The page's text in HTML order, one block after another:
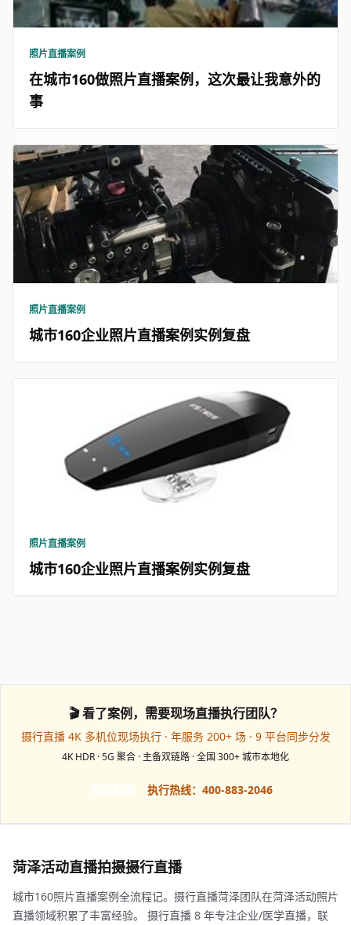
照片直播案例
在城市160做照片直播案例，这次最让我意外的
事
照片直播案例
城市160企业照片直播案例实例复盘
照片直播案例
城市160企业照片直播案例实例复盘
🎬 看了案例，需要现场直播执行团队？
摄行直播 4K 多机位现场执行 · 年服务 200+ 场 · 9 平台同步分发
4K HDR · 5G 聚合 · 主备双链路 · 全国 300+ 城市本地化
执行热线：400-883-2046
菏泽活动直播拍摄摄行直播
城市160照片直播案例全流程记。摄行直播菏泽团队在菏泽活动照片
直播领域积累了丰富经验。 摄行直播 8 年专注企业/医学直播，联